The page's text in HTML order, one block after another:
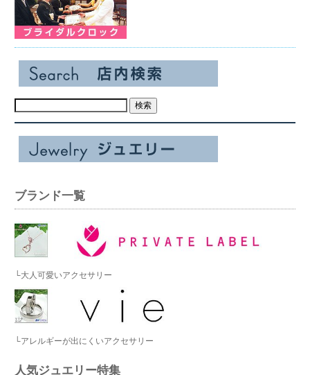
ブランド一覧
└大人可愛いアクセサリー
└アレルギーが出にくいアクセサリー
人気ジュエリー特集